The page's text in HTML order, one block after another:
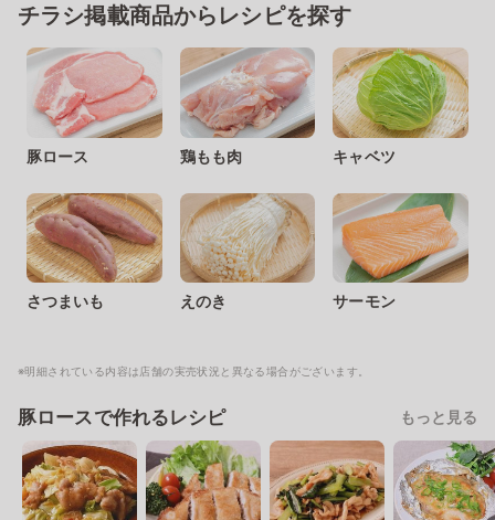
チラシ掲載商品からレシピを探す
豚ロース 鶏もも肉 キャベツ
さつまいも えのき サーモン
※明細されている内容は店舗の実売状況と異なる場合がございます。
豚ロースで作れるレシピ もっと見る